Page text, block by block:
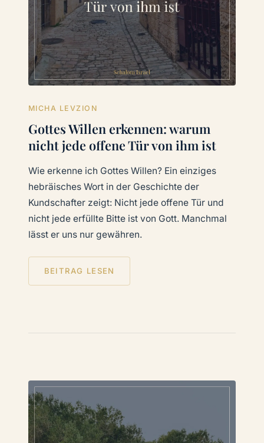
MICHA LEVZION
Gottes Willen erkennen: warum
nicht jede offene Tür von ihm ist
Wie erkenne ich Gottes Willen? Ein einziges
hebräisches Wort in der Geschichte der
Kundschafter zeigt: Nicht jede offene Tür und
nicht jede erfüllte Bitte ist von Gott. Manchmal
lässt er uns nur gewähren.
BEITRAG LESEN